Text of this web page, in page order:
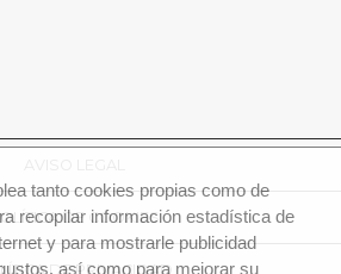
DE COOKIES
DE PRIVACIDAD
tanto cookies propias como de
recopilar información estadística de
y para mostrarle publicidad
así como para mejorar su